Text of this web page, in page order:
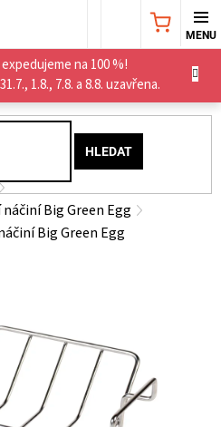
na 100 %!
1.8., 7.8. a 8.8. uzavřena.
HLEDAT
NÁKUPNÍ
Big Green Egg
Big Green Egg